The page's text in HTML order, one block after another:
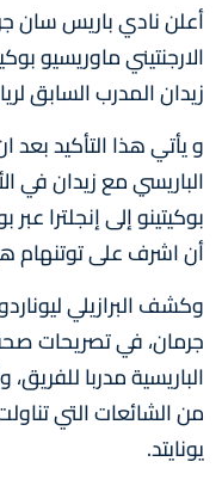
أعلن نادي باريس سان
الارجنتيني ماوريسيو
زيدان المدرب السابق
و يأتي هذا التأكيد
الباريسي مع زيدان في
بوكيتينو إلى إنجلترا
أن اشرف على توتنهام
وكشف البرازيلي
جرمان، في تصريحات
الباريسية مدربا
من الشائعات التي
يونايتد.